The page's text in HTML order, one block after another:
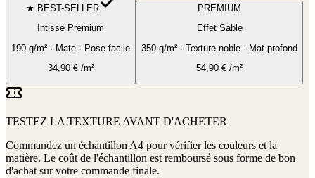
★ BEST-SELLER
Intissé Premium
190 g/m² · Mate · Pose facile
34,90€/m²
PREMIUM
Effet Sable
350 g/m² · Texture noble · Mat profond
54,90 € /m²
TESTEZ LA TEXTURE AVANT D'ACHETER
Commandez un échantillon A4 pour vérifier les couleurs et la
matière. Le coût de l'échantillon est remboursé sous forme de bon
d'achat sur votre commande finale.